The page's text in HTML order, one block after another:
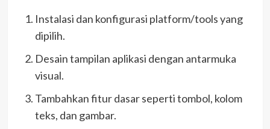
Instalasi dan konfigurasi platform/tools yang
dipilih.
Desain tampilan aplikasi dengan antarmuka
visual.
Tambahkan fitur dasar seperti tombol, kolom
teks, dan gambar.